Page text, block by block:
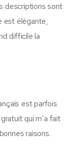
descriptions sont
est élégante,
difficile la
est parfois
qui m’a fait
raisons.